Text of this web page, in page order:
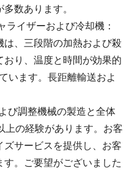
数あります。
ライザーおよび冷却機：
は、三段階の加熱および殺
り、温度と時間が効果的
います。長距離輸送およ
び調整機械の製造と全体
上の経験があります。お客
サービスを提供し、お客
。ご要望がございました